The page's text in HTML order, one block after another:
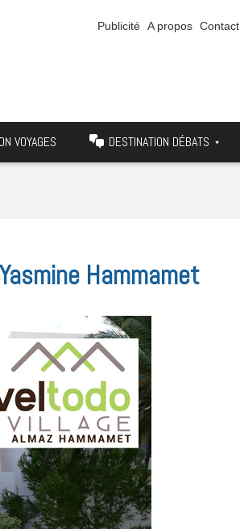
Publicité A propos Contact
VOYAGES DESTINATION DÉBATS
Hammamet